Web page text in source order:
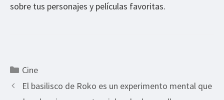
sobre tus personajes y películas favoritas.
Categorías
Cine
El basilisco de Roko es un experimento mental que